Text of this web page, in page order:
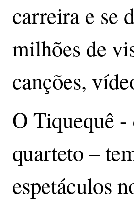
carreira e se
milhões de
canções,
O Tiquequê
quarteto –
espetáculos